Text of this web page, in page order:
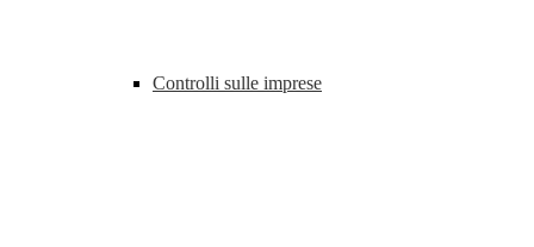
Controlli sulle imprese